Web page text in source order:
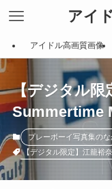
アイ
アイドル高画質画像
【デジタル限
Summertime
プレーボーイ写真集のな
【デジタル限定】江籠裕